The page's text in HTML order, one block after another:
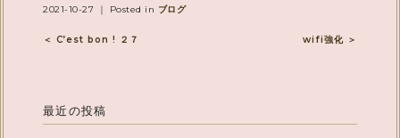
2021-10-27 ｜ Posted in ブログ
＜ C’est bon ! ２７ wifi強化 ＞
最近の投稿